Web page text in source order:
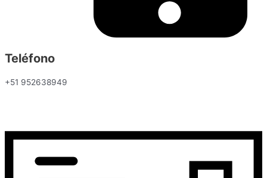
Teléfono
+51 952638949